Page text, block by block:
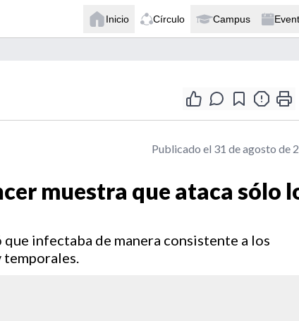
Inicio Círculo Campus
Publicado el 31 de agosto de
muestra que ataca sólo
infectaba de manera consistente a los